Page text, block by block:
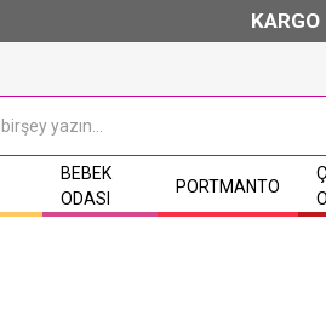
KARGO
BEBEK
ODASI
PORTMANTO